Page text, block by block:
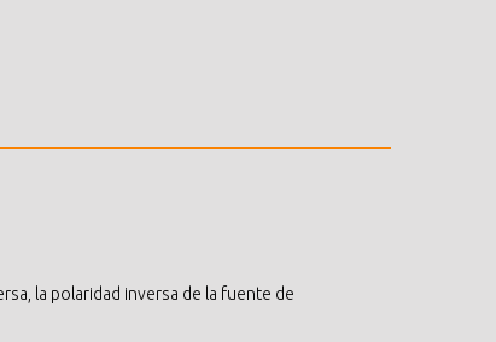
la polaridad inversa de la fuente de